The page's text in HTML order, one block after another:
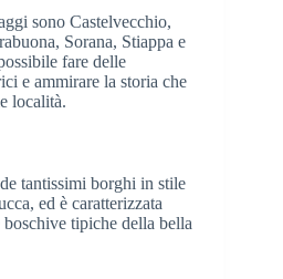
sono Castelvecchio,
Sorana, Stiappa e
fare delle
e ammirare la storia che
località.
tantissimi borghi in stile
ed è caratterizzata
tipiche della bella